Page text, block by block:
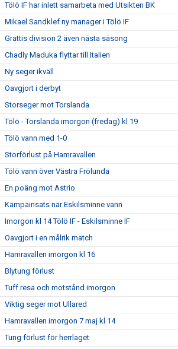
Tölö IF har inlett samarbeta med Utsikten BK
Mikael Sandklef ny manager i Tölö IF
Grattis division 2 även nästa säsong
Chadly Maduka flyttar till Italien
Ny seger ikväll
Oavgjort i derbyt
Storseger mot Torslanda
Tölö - Torslanda imorgon (fredag) kl 19
Tölö vann med 1-0
Storförlust på Hamravallen
Tölö vann över Västra Frölunda
En poäng mot Astrio
Kämpainsats när Eskilsminne vann
Imorgon kl 14 Tölö IF - Eskilsminne IF
Oavgjort i en målrik match
Hamravallen imorgon kl 16
Blytung förlust
Tuff resa och motstånd imorgon
Viktig seger mot Ullared
Hamravallen imorgon 7 maj kl 14
Tung förlust för herrlaget